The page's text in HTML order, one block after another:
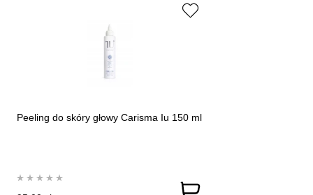
Peeling do skóry głowy Carisma Iu 150 ml